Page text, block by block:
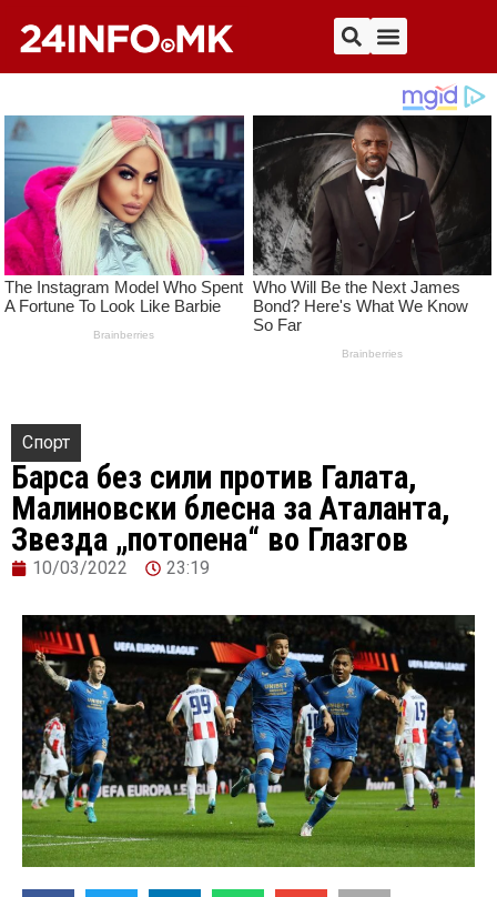
Спорт
Барса без сили против Галата,
Малиновски блесна за Аталанта,
Звезда „потопена“ во Глазгов
10/03/2022 23:19